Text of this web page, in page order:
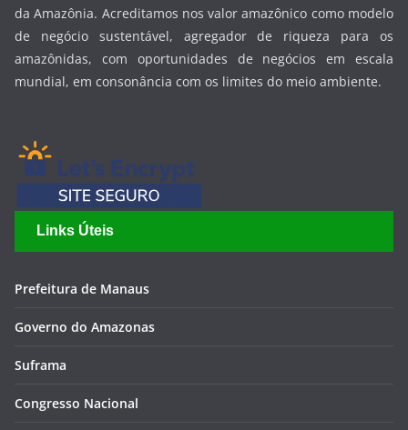
da Amazônia. Acreditamos nos valor amazônico como modelo
de negócio sustentável, agregador de riqueza para os
amazônidas, com oportunidades de negócios em escala
mundial, em consonância com os limites do meio ambiente.
Links Úteis
Prefeitura de Manaus
Governo do Amazonas
Suframa
Congresso Nacional